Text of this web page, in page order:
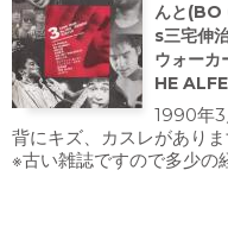
んと(BO
s三宅伸
ウォーカ
HE
1990年3
背にキズ、カスレがあり
※古い雑誌ですので多少の